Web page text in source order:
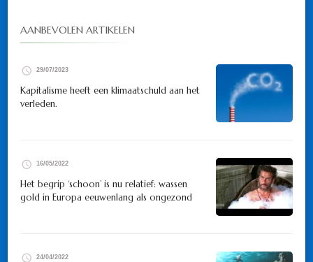
AANBEVOLEN ARTIKELEN
29/07/2023
Kapitalisme heeft een klimaatschuld aan het
verleden.
16/05/2022
Het begrip ‘schoon’ is nu relatief: wassen
gold in Europa eeuwenlang als ongezond
24/04/2022